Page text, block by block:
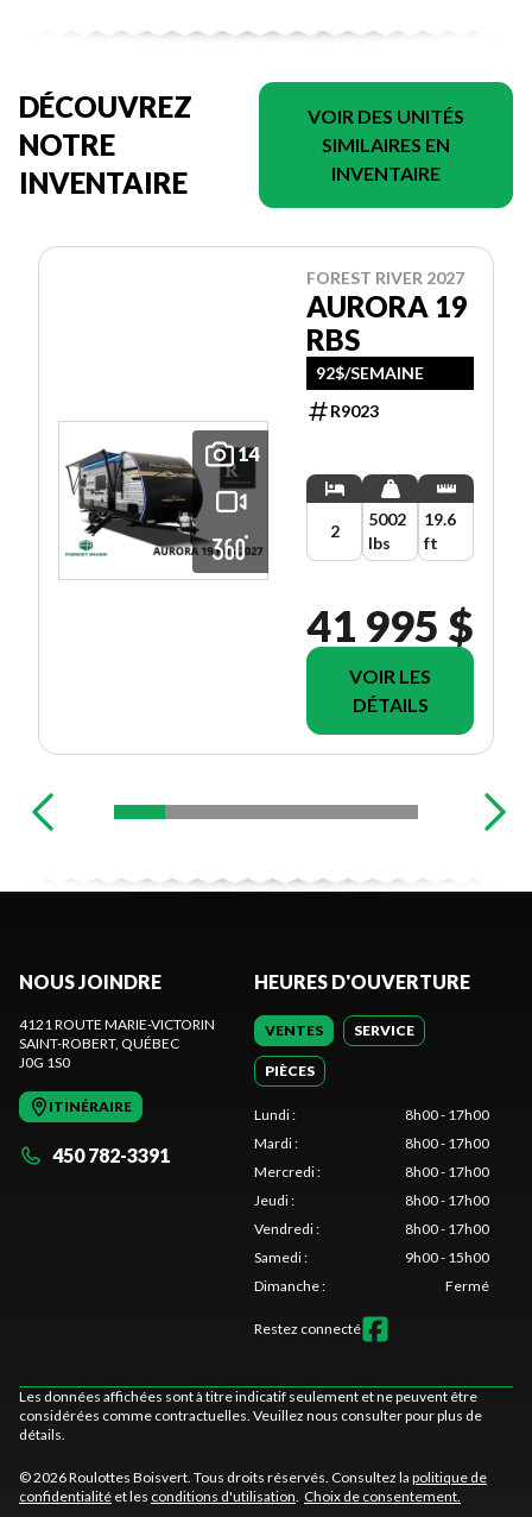
DÉCOUVREZ
NOTRE
INVENTAIRE
VOIR DES UNITÉS
SIMILAIRES EN
INVENTAIRE
14
FOREST RIVER 2027
AURORA 19
RBS
92$/SEMAINE
R9023
2
5002
lbs
19.6
ft
41 995 $
VOIR LES
DÉTAILS
NOUS JOINDRE
4121 ROUTE MARIE-VICTORIN
SAINT-ROBERT, QUÉBEC
J0G 1S0
ITINÉRAIRE
450 782-3391
HEURES D'OUVERTURE
VENTES SERVICE
PIÈCES
Lundi:
8h00 - 17h00
Mardi:
8h00 - 17h00
Mercredi:
8h00 - 17h00
Jeudi:
8h00 - 17h00
Vendredi:
8h00 - 17h00
Samedi:
9h00 - 15h00
Dimanche: Fermé
Restez connecté
Les données affichées sont à titre indicatif seulement et ne peuvent être
considérées comme contractuelles. Veuillez nous consulter pour plus de
détails.
© 2026 Roulottes Boisvert. Tous droits réservés. Consultez la politique de
confidentialité et les conditions d'utilisation Choix de consentement.